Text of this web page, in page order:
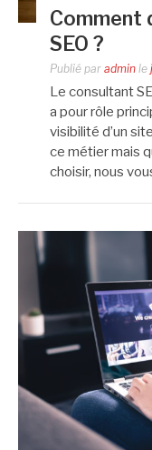
Comment
SEO ?
Publié par admin le
Le consultant
a pour rôle
visibilité d’un
ce métier mais
choisir, nous